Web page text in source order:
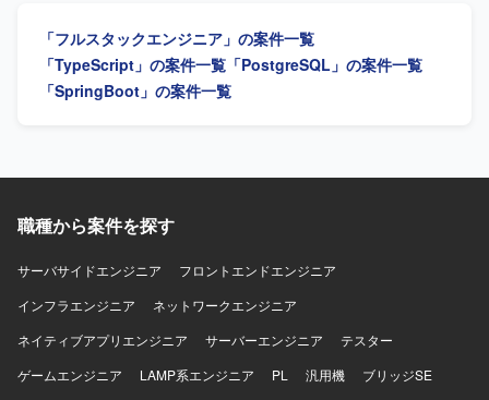
わることで、実践的なAI活用スキルを身につけていただけ
ます。 要件定義から運用まで一貫して関わることができる
ため、フルスタックエンジニアとしての経験を幅広く積む
ことができます。 お客様ごとに異なる業務課題に向き合い
しております。 Microsoft Azure 上の Azure OpenAI や
Google Gemini などの生成AIモデルと連携するWebアプリ
業内容】 AI音声プロダクトにおけるフロントエンドおよび
バックエンドの設計・開発・運用を行っていただきます。
TypeScriptを中心としたWebアプリケーションの機能開発
や、通話中支援、通話後処理、ナレッジ活用に関する機能
マネージャーやプロジェクトマネージャーとの要件整理・
仕様検討、アーキテクチャ設計や技術選定、リファクタリ
ビューや設計レビューによる開発品質の向上、開発プロセ
スやチーム内の役割分担、情報共有方法の改善、チームメ
発をリードしていただきます。 【求める人物像】 マネジメ
ントだけではなく自ら設計・実装を行いながらチームをリ
ードできる方を求めています。フロントエンドとバックエ
「フルスタックエンジニア」の案件一覧
「TypeScript」の案件一覧 「PostgreSQL」の案件一覧
「SpringBoot」の案件一覧
職種から案件を探す
サーバサイドエンジニア
フロントエンドエンジニア
インフラエンジニア
ネットワークエンジニア
ネイティブアプリエンジニア
サーバーエンジニア
テスター
ゲームエンジニア
LAMP系エンジニア PL 汎用機
ブリッジSE